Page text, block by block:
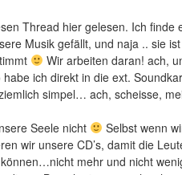
Thread hier gelesen. Ich finde
Musik gefällt, und naja .. sie
Wir arbeiten daran! ach,
ich direkt in die ext.
simpel… ach, scheisse,
Seele nicht
Selbst wenn
wir unsere CD’s, damit die
mehr und nicht